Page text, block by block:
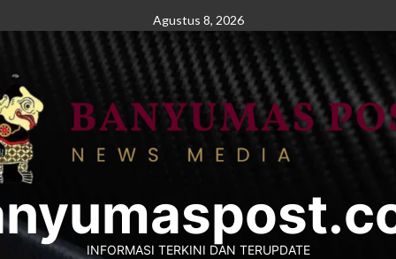
to
Agustus 8, 2026
INFORMASI TERKINI DAN TERUPDATE